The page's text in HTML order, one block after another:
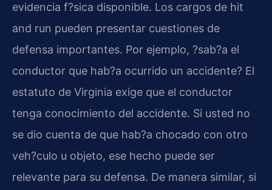
evidencia f?sica disponible. Los cargos de hit
and run pueden presentar cuestiones de
defensa importantes. Por ejemplo, ?sab?a el
conductor que hab?a ocurrido un accidente? El
estatuto de Virginia exige que el conductor
tenga conocimiento del accidente. Si usted no
se dio cuenta de que hab?a chocado con otro
veh?culo u objeto, ese hecho puede ser
relevante para su defensa. De manera similar, si